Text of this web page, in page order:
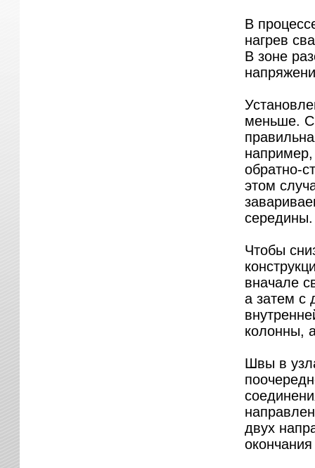
В
нагрев
В зоне
меньше.
например,
обратно-
этом
середины.
Чтобы
вначале
а затем с
колонны,
Швы в
двух